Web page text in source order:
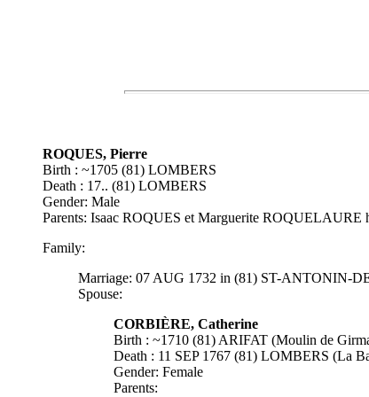
ROQUES, Pierre
Birth : ~1705 (81) LOMBERS
Death : 17.. (81) LOMBERS
Gender: Male
Parents: Isaac ROQUES et Marguerite ROQUELAURE
Family:
Marriage: 07 AUG 1732 in (81) ST-ANTONIN-
Spouse:
CORBIÈRE, Catherine
Birth : ~1710 (81) ARIFAT (Moulin de
Death : 11 SEP 1767 (81) LOMBERS (La
Gender: Female
Parents: